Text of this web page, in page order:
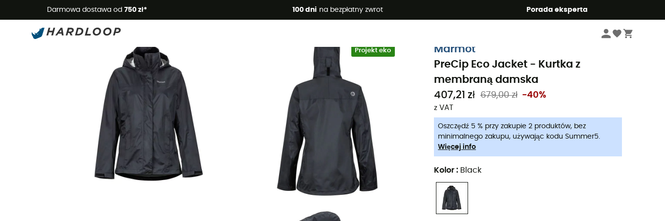
Darmowa dostawa od 750 zł* 100 dni na bezpłatny zwrot Porada eksperta
Letnie promocje 🔥 -5% DODATKOWO przy zakupie 2 produktów*, kod Summer5
Projekt eko
Kurtki przeciwdeszczowe damskie
Marmot
PreCip Eco Jacket - Kurtka z
membraną damska
407,21 zł 679,00 zł -40%
z VAT
Oszczędź 5 % przy zakupie 2 produktów, bez
minimalnego zakupu, używając kodu Summer5.
Więcej info
Kolor : Black